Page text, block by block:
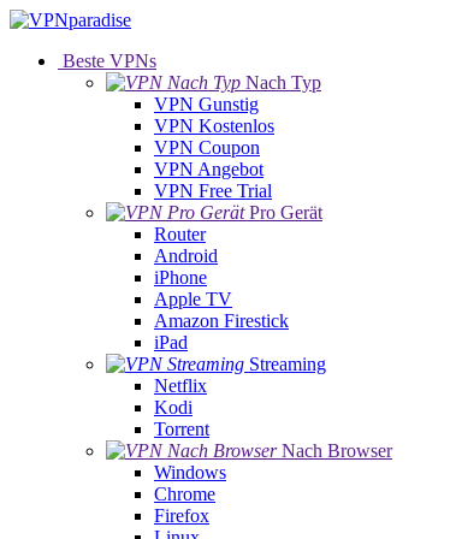
Beste VPNs
Nach Typ
VPN Gunstig
VPN Kostenlos
VPN Coupon
VPN Angebot
VPN Free Trial
Pro Gerät
Router
Android
iPhone
Apple TV
Amazon Firestick
iPad
Streaming
Netflix
Kodi
Torrent
Nach Browser
Windows
Chrome
Firefox